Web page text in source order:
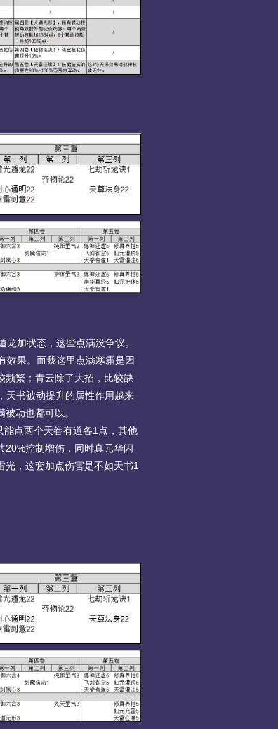
加状态，这些点满没争议。
果。而我这里点满寒霜是因
频繁；青云除了大招，比较缺
天书被动提升的属性作用越来
动也都可以。
点两个天眷有道各1点，其他
20%控制增伤，同时真元华闪
光，这套加点伤害是不如天书1